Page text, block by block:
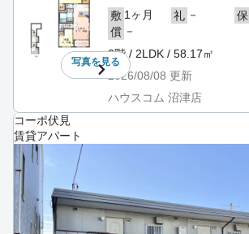
写真を見る
敷 1ヶ月 礼 － 保
償 －
2階 / 2LDK / 58.17㎡
2026/08/08 更新
ハウスコム 沼津店
コーポ伏見
賃貸アパート